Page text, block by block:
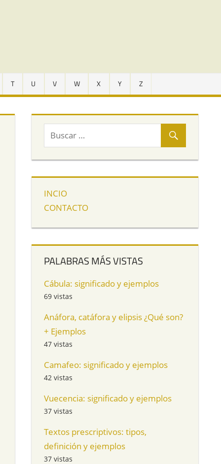
T U V W X Y Z
INCIO
CONTACTO
PALABRAS MÁS VISTAS
Cábula: significado y ejemplos
69 vistas
Anáfora, catáfora y elipsis ¿Qué son?
+ Ejemplos
47 vistas
Camafeo: significado y ejemplos
42 vistas
Vuecencia: significado y ejemplos
37 vistas
Textos prescriptivos: tipos,
definición y ejemplos
37 vistas